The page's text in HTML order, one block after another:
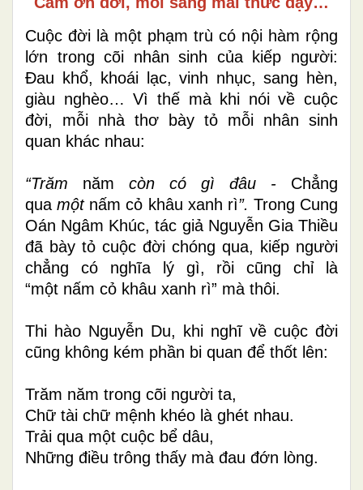
Cuộc đời là một phạm trù có nội hàm rộng
lớn trong cõi nhân sinh của kiếp người:
Đau khổ, khoái lạc, vinh nhục, sang hèn,
giàu nghèo… Vì thế mà khi nói về cuộc
đời, mỗi nhà thơ bày tỏ mỗi nhân sinh
quan khác nhau:
“Trăm năm còn có gì đâu - Chẳng
qua một nấm cỏ khâu xanh rì”. Trong Cung
Oán Ngâm Khúc, tác giả Nguyễn Gia Thiều
đã bày tỏ cuộc đời chóng qua, kiếp người
chẳng có nghĩa lý gì, rồi cũng chỉ là
“một nấm cỏ khâu xanh rì” mà thôi.
Thi hào Nguyễn Du, khi nghĩ về cuộc đời
cũng không kém phần bi quan để thốt lên:
Trăm năm trong cõi người ta,
Chữ tài chữ mệnh khéo là ghét nhau.
Trải qua một cuộc bể dâu,
Những điều trông thấy mà đau đớn lòng.